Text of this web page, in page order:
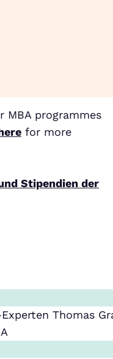
MBA programmes
for more
Stipendien der
Thomas